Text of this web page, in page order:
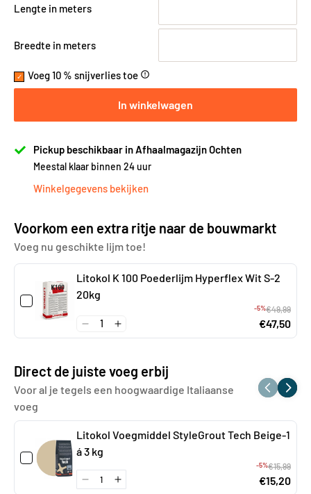
Lengte in meters
Breedte in meters
Voeg 10 % snijverlies toe error_outline
In winkelwagen
Pickup beschikbaar in Afhaalmagazijn Ochten
Meestal klaar binnen 24 uur
Winkelgegevens bekijken
Voorkom een extra ritje naar de bouwmarkt
Voeg nu geschikte lijm toe!
Litokol K 100 Poederlijm Hyperflex Wit S-2
20kg
-5%€49,99
€47,50
Direct de juiste voeg erbij
Voor al je tegels een hoogwaardige Italiaanse
voeg
Litokol Voegmiddel StyleGrout Tech Beige-1
á 3 kg
-5%€15,99
€15,20